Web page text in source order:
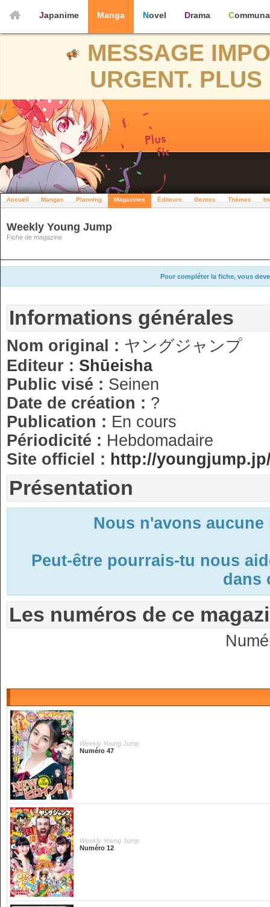
Japanime Manga Novel Drama
MESSAGE
URGENT.
Accueil Mangas Planning Magazines Éditeurs Genres Thèmes
Weekly Young Jump
Fiche de magazine
Pour compléter la fiche, vous
Informations générales
Nom original : ヤングジャンプ
Editeur : Shūeisha
Public visé : Seinen
Date de création : ?
Publication : En cours
Périodicité : Hebdomadaire
Site officiel : http://
Présentation
Nous n'avons
Peut-être pourrais-tu nous
dans
Les numéros de ce
Weekly Young Jump
Numéro 47
Weekly Young Jump
Numéro 12